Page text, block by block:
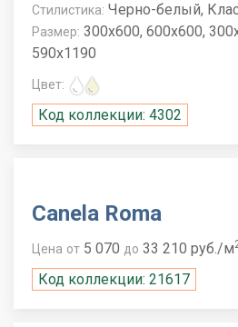
Стилистика: Черно-белый,
Размер: 300x600, 600x600,
590x1190
Цвет:
Код коллекции: 4302
Canela Roma
Цена от 5 070 до 33 210 руб./м
Код коллекции: 21617